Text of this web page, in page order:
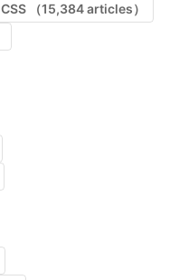
CSS （15,384 articles）